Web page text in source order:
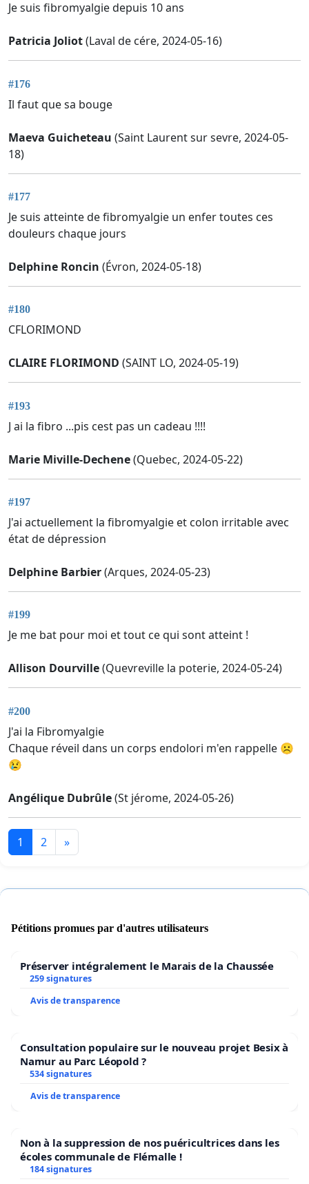
Je suis fibromyalgie depuis 10 ans
Patricia Joliot(Laval de cére, 2024-05-16)
#176
Il faut que sa bouge
Maeva Guicheteau (Saint Laurent sur sevre, 2024-05-
18)
#177
Je suis atteinte de fibromyalgie un enfer toutes ces
douleurs chaque jours
Delphine Roncin (Évron, 2024-05-18)
#180
CFLORIMOND
CLAIRE FLORIMOND (SAINT LO, 2024-05-19)
#193
J ai la fibro ...pis cest pas un cadeau !!!!
Marie Miville-Dechene(Quebec, 2024-05-22)
#197
J'ai actuellement la fibromyalgie et colon irritable avec
état de dépression
Delphine Barbier(Arques, 2024-05-23)
#199
Je me bat pour moi et tout ce qui sont atteint !
Allison Dourville(Quevreville la poterie, 2024-05-24)
#200
J'ai la Fibromyalgie
Chaque réveil dans un corps endolori m'en rappelle ☹️
😢
Angélique Dubrûle(St jérome, 2024-05-26)
1 2 »
Pétitions promues par d'autres utilisateurs
Préserver intégralement le Marais de la Chaussée
259 signatures
Avis de transparence
Consultation populaire sur le nouveau projet Besix à
Namur au Parc Léopold ?
534 signatures
Avis de transparence
Non à la suppression de nos puéricultrices dans les
écoles communale de Flémalle !
184 signatures